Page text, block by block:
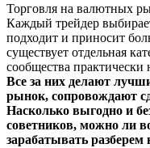
Торговля на валютных
Каждый трейдер
подходит и приносит
существует отдельная
сообщества
Все за них делают
рынок, сопровождают
Насколько выгодно и
советников, можно ли
зарабатывать разберем